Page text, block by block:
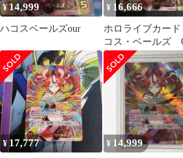
¥14,999
ハコスベールズour
¥ 16,666
ホロライブカー
コス・ベールズ
¥ 17,777 ¥ 14,999